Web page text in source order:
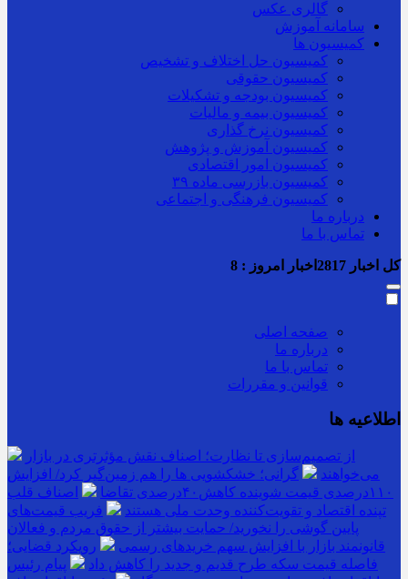
گالری عکس
سامانه آموزش
کمیسیون ها
کمیسیون حل اختلاف و تشخیص
کمیسیون حقوقی
کمیسیون بودجه و تشکیلات
کمیسیون بیمه و مالیات
کمیسیون نرخ گذاری
کمیسیون آموزش و پژوهش
کمیسیون امور اقتصادی
کمیسیون بازرسی ماده ۳۹
کمیسیون فرهنگی و اجتماعی
درباره ما
تماس با ما
کل اخبار اخبار امروز : 8
صفحه اصلی
درباره ما
تماس با ما
قوانین و مقررات
اطلاعیه ها
از تصمیم‌سازی تا نظارت؛ اصناف نقش مؤثرتری در بازار
می‌خواهند
گرانی؛ خشکشویی‌ ها را هم زمین‌گیر کرد/ افزایش
۱۱۰درصدی قیمت شوینده کاهش۴۰درصدی تقاضا
اصناف قلب
تپنده اقتصاد و تقویت‌کننده وحدت ملی هستند
فریب قیمت‌های
پایین گوشی را نخورید/ حمایت بیشتر از حقوق مردم و فعالان
قانونمند بازار با افزایش سهم خریدهای رسمی
رویکرد قضایی؛
فاصله قیمت سکه طرح قدیم و جدید را کاهش داد
پیام رئیس